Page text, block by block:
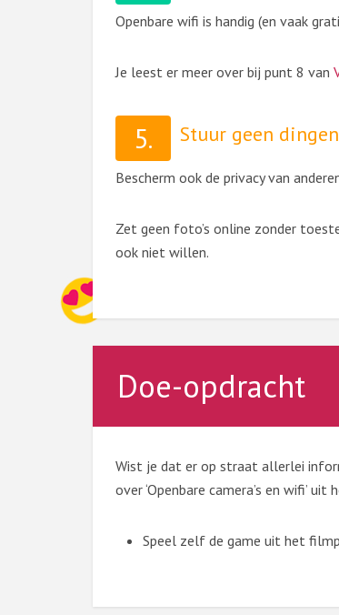
Openbare wifi is handig (en vaak
Je leest er meer over bij punt 8 van
5. Stuur geen
Bescherm ook de privacy van
Zet geen foto’s online zonder
ook niet willen.
Doe-opdracht
Wist je dat er op straat allerlei
over ‘Openbare camera’s en wifi’ uit
Speel zelf de game uit het